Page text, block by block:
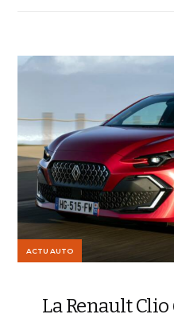
ACTU AUTO
La Renault